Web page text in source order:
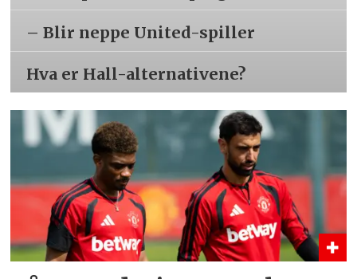
– Blir neppe United-spiller
Hva er Hall-alternativene?